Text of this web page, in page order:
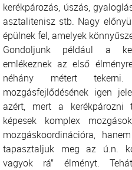
kerékpározás, úszás,
asztalitenisz stb. Nagy
épülnek fel, amelyek
Gondoljunk például a
emlékeznek az első
néhány métert
mozgásfejlődésének igen
azért, mert a kerékpározni
képesek komplex
mozgáskoordinációra,
tapasztaljuk meg az ú.n.
vagyok rá” élményt.